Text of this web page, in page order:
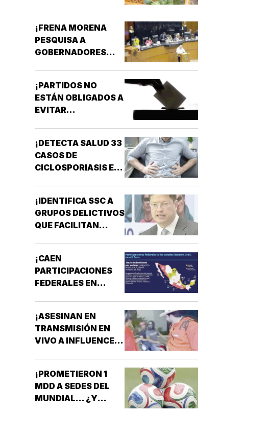
¡FRENA MORENA
PESQUISA A
GOBERNADORES
¡PARTIDOS NO
ESTÁN OBLIGADOS A
EVITAR
¡DETECTA SALUD 33
CASOS DE
CICLOSPORIASIS EN
¡IDENTIFICA SSC A
GRUPOS DELICTIVOS
QUE FACILITAN
¡CAEN
PARTICIPACIONES
FEDERALES EN
¡ASESINAN EN
TRANSMISIÓN EN
VIVO A INFLUENCER
¡PROMETIERON 1
MDD A SEDES DEL
MUNDIAL... ¿Y